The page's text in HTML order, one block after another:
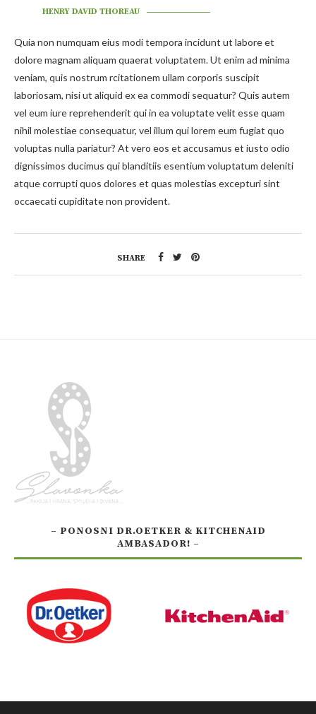
HENRY DAVID THOREAU
Quia non numquam eius modi tempora incidunt ut labore et
dolore magnam aliquam quaerat voluptatem. Ut enim ad minima
veniam, quis nostrum rcitationem ullam corporis suscipit
laboriosam, nisi ut aliquid ex ea commodi sequatur? Quis autem
vel eum iure reprehenderit qui in ea voluptate velit esse quam
nihil molestiae consequatur, vel illum qui lorem eum fugiat quo
voluptas nulla pariatur? At vero eos et accusamus et iusto odio
dignissimos ducimus qui blanditiis esentium voluptatum deleniti
atque corrupti quos dolores et quas molestias excepturi sint
occaecati cupiditate non provident.
SHARE
– PONOSNI DR.OETKER & KITCHENAID
AMBASADOR! –